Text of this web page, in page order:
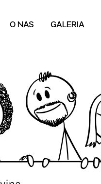
O NAS GALERIA